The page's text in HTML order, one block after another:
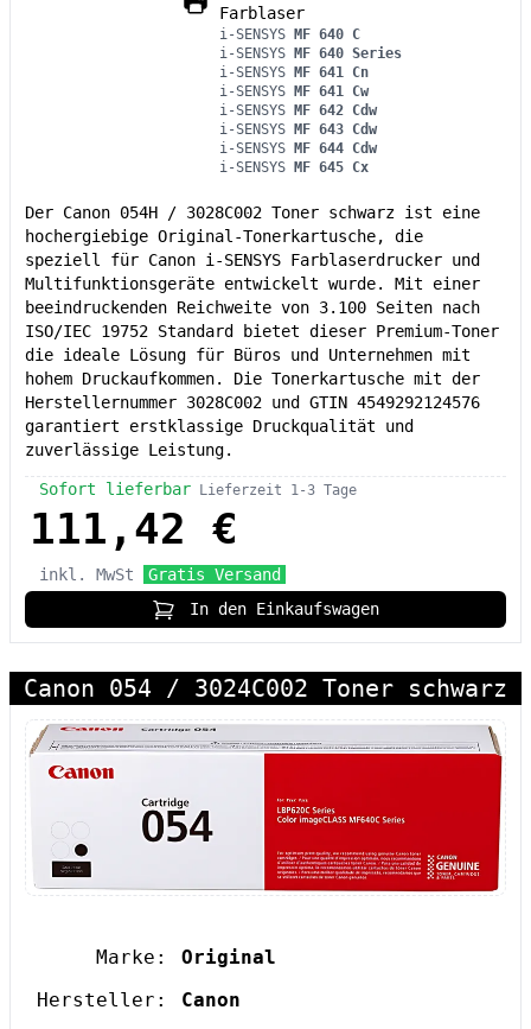
Farblaser
i-SENSYS MF 640 C
i-SENSYS MF 640 Series
i-SENSYS MF 641 Cn
i-SENSYS MF 641 Cw
i-SENSYS MF 642 Cdw
i-SENSYS MF 643 Cdw
i-SENSYS MF 644 Cdw
i-SENSYS MF 645 Cx
Der Canon 054H / 3028C002 Toner schwarz ist eine
hochergiebige Original-Tonerkartusche, die
speziell für Canon i-SENSYS Farblaserdrucker und
Multifunktionsgeräte entwickelt wurde. Mit einer
beeindruckenden Reichweite von 3.100 Seiten nach
ISO/IEC 19752 Standard bietet dieser Premium-Toner
die ideale Lösung für Büros und Unternehmen mit
hohem Druckaufkommen. Die Tonerkartusche mit der
Herstellernummer 3028C002 und GTIN 4549292124576
garantiert erstklassige Druckqualität und
zuverlässige Leistung.
Sofort lieferbar Lieferzeit 1-3 Tage
111,42 €
inkl. MwSt
Gratis Versand
In den Einkaufswagen
Canon 054 / 3024C002 Toner schwarz
Marke:
Original
Hersteller:
Canon